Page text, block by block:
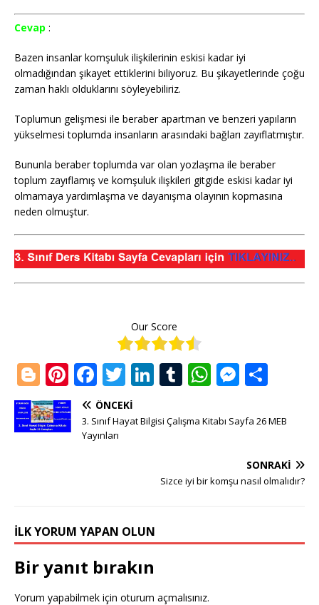
Cevap :
Bazen insanlar komşuluk ilişkilerinin eskisi kadar iyi
olmadığından şikayet ettiklerini biliyoruz. Bu şikayetlerinde çoğu
zaman haklı olduklarını söyleyebiliriz.
Toplumun gelişmesi ile beraber apartman ve benzeri yapıların
yükselmesi toplumda insanların arasındaki bağları zayıflatmıştır.
Bununla beraber toplumda var olan yozlaşma ile beraber
toplum zayıflamış ve komşuluk ilişkileri gitgide eskisi kadar iyi
olmamaya yardımlaşma ve dayanışma olayının kopmasına
neden olmuştur.
Our Score
Bl
o
g
g
Pi
n
te
r
F
a
c
e
k
T
w
it
Li
k
n
T
m
W
at
p
M
ss
n
g
r
ar
ÖNCEKI
3. Sınıf Hayat Bilgisi Çalışma Kitabı Sayfa 26 MEB
Yayınları
SONRAKI
Sizce iyi bir komşu nasıl olmalıdır?
İLK YORUM YAPAN OLUN
Bir yanıt bırakın
Yorum yapabilmek için oturum açmalısınız.